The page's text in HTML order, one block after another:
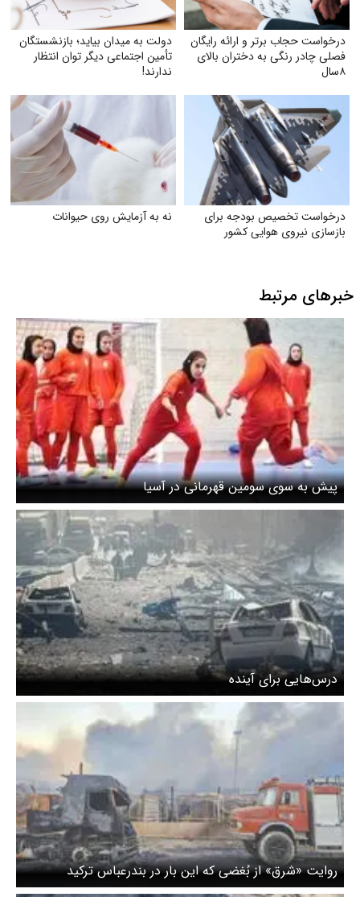
درخواست حجاب برتر و ارائه رایگان
فصلی چادر رنگی به دختران بالای
۸سال
دولت به میدان بیاید؛ بازنشستگان
تأمین اجتماعی دیگر توان انتظار
ندارند!
درخواست تخصیص بودجه برای
بازسازی نیروی هوایی کشور
نه به آزمایش روی حیوانات
خبرهای مرتبط
پیش به سوی سومین قهرمانی در آسیا
درس‌هایی برای آینده
روایت «شرق» از بُغضی که این بار در بندرعباس ترکید